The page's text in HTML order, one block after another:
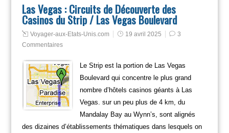
Las Vegas : Circuits de Découverte des
Casinos du Strip / Las Vegas Boulevard
Voyager-aux-Etats-Unis.com 19 avril 2025
3
Commentaires
Le Strip est la portion de Las Vegas
Boulevard qui concentre le plus grand
nombre d’hôtels casinos géants à Las
Vegas. sur un peu plus de 4 km, du
Mandalay Bay au Wynn’s, sont alignés
des dizaines d’établissements thématiques dans lesquels on